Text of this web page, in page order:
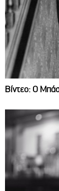
Βίντεο: Ο